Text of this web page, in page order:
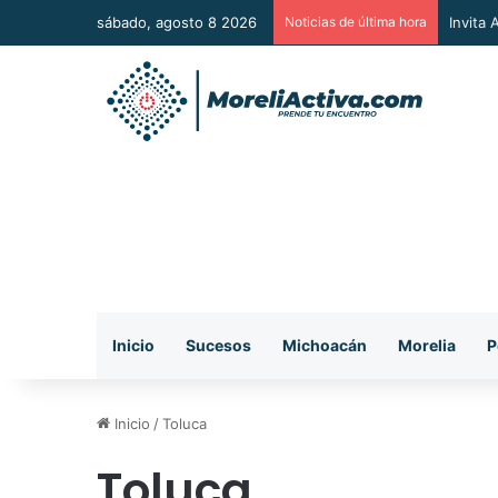
sábado, agosto 8 2026 Noticias de última hora
Inicio Sucesos Michoacán Morelia
Inicio /Toluca